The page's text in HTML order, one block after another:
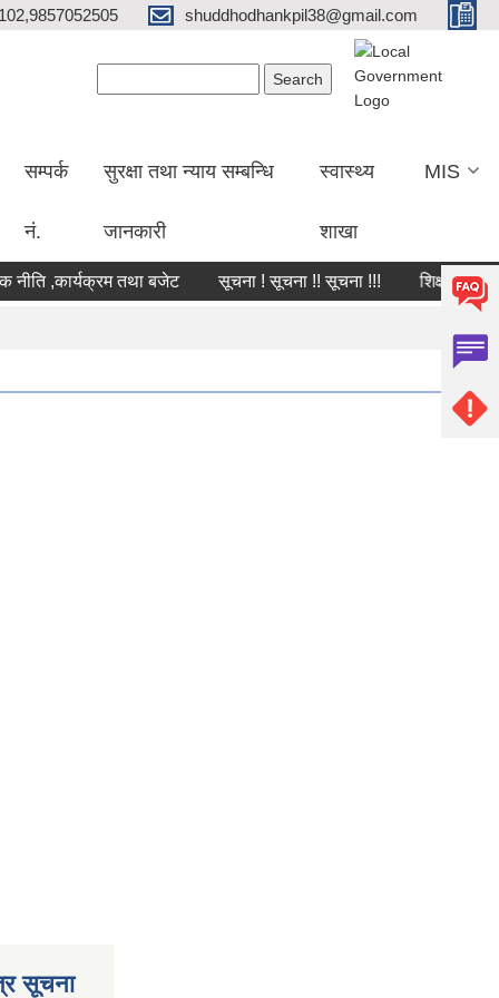
shuddhodhankpil38@gmail.com
सम्पर्क
नं.
सुरक्षा तथा न्याय सम्बन्धि
जानकारी
स्वास्थ्य
शाखा
MIS
,कार्यक्रम तथा बजेट सूचना ! सूचना !! सूचना !!! शिक्षक सरुवा
सूचना